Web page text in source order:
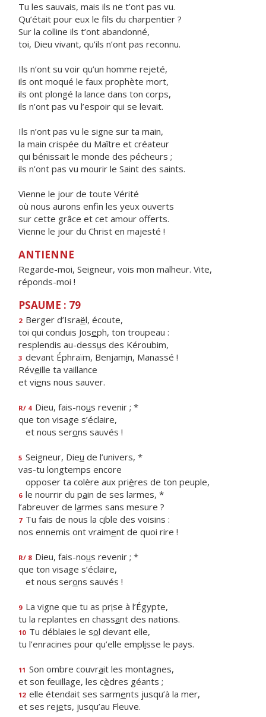
Tu les sauvais, mais ils ne t’ont pas vu.
Qu’était pour eux le fils du charpentier ?
Sur la colline ils t’ont abandonné,
toi, Dieu vivant, qu’ils n’ont pas reconnu.
Ils n’ont su voir qu’un homme rejeté,
ils ont moqué le faux prophète mort,
ils ont plongé la lance dans ton corps,
ils n’ont pas vu l’espoir qui se levait.
Ils n’ont pas vu le signe sur ta main,
la main crispée du Maître et créateur
qui bénissait le monde des pécheurs ;
ils n’ont pas vu mourir le Saint des saints.
Vienne le jour de toute Vérité
où nous aurons enfin les yeux ouverts
sur cette grâce et cet amour offerts.
Vienne le jour du Christ en majesté !
ANTIENNE
Regarde-moi, Seigneur, vois mon malheur. Vite,
réponds-moi !
PSAUME : 79
2 Berger d’Israël, écoute,
toi qui conduis Joseph, ton troupeau :
resplendis au-dessus des Kéroubim,
3 devant Éphraïm, Benjamin, Manassé !
Réveille ta vaillance
et viens nous sauver.
R/ 4 Dieu, fais-nous revenir ; *
que ton visage s’éclaire,
et nous serons sauvés !
5 Seigneur, Dieu de l’univers, *
vas-tu longtemps encore
opposer ta colère aux prières de ton peuple,
6 le nourrir du pain de ses larmes, *
l’abreuver de larmes sans mesure ?
7 Tu fais de nous la cible des voisins :
nos ennemis ont vraiment de quoi rire !
R/ 8 Dieu, fais-nous revenir ; *
que ton visage s’éclaire,
et nous serons sauvés !
9 La vigne que tu as prise à l’Égypte,
tu la replantes en chassant des nations.
10 Tu déblaies le sol devant elle,
tu l’enracines pour qu’elle emplisse le pays.
11 Son ombre couvrait les montagnes,
et son feuillage, les cèdres géants ;
12 elle étendait ses sarments jusqu’à la mer,
et ses rejets, jusqu’au Fleuve.